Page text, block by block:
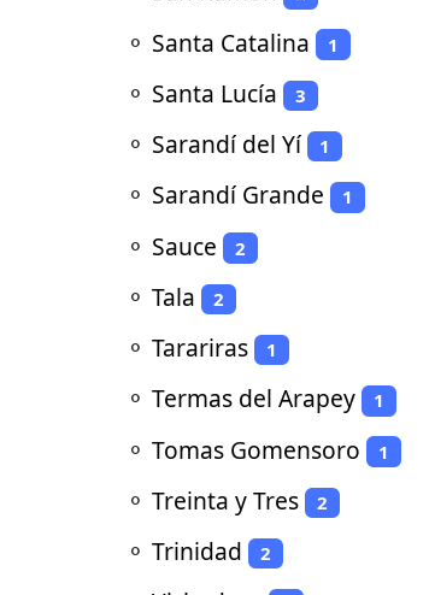
⚬ Santa Catalina 1
⚬ Santa Lucía 3
⚬ Sarandí del Yí 1
⚬ Sarandí Grande 1
⚬ Sauce 2
⚬ Tala 2
⚬ Tarariras 1
⚬ Termas del Arapey 1
⚬ Tomas Gomensoro 1
⚬ Treinta y Tres 2
⚬ Trinidad 2